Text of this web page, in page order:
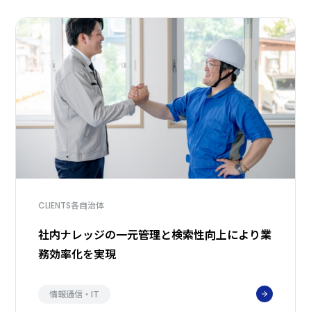
CLIENTS各自治体
社内ナレッジの一元管理と検索性向上により業
務効率化を実現
情報通信・IT